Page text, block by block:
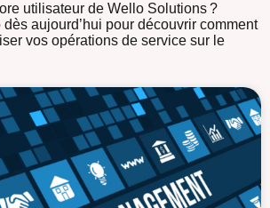
utilisateur de Wello Solutions ?
dès aujourd’hui pour découvrir comment
vos opérations de service sur le